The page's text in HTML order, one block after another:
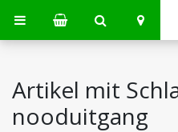
Artikel mit
nooduitgang